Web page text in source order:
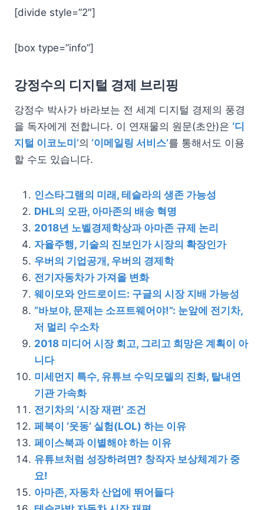
[divide style=”2″]
[box type=”info”]
강정수의 디지털 경제 브리핑
강정수 박사가 바라보는 전 세계 디지털 경제의 풍경
을 독자에게 전합니다. 이 연재물의 원문(초안)은 ‘디
지털 이코노미’의 ‘이메일링 서비스’를 통해서도 이용
할 수도 있습니다.
인스타그램의 미래, 테슬라의 생존 가능성
DHL의 오판, 아마존의 배송 혁명
2018년 노벨경제학상과 아마존 규제 논리
자율주행, 기술의 진보인가 시장의 확장인가
우버의 기업공개, 우버의 경제학
전기자동차가 가져올 변화
웨이모와 안드로이드: 구글의 시장 지배 가능성
“바보야, 문제는 소프트웨어야!”: 눈앞에 전기차,
저 멀리 수소차
2018 미디어 시장 회고, 그리고 희망은 계획이 아
니다
미세먼지 특수, 유튜브 수익모델의 진화, 탈내연
기관 가속화
전기차의 ‘시장 재편’ 조건
페북이 ‘웃동’ 실험(LOL) 하는 이유
페이스북과 이별해야 하는 이유
유튜브처럼 성장하려면? 창작자 보상체계가 중
요!
아마존, 자동차 산업에 뛰어들다